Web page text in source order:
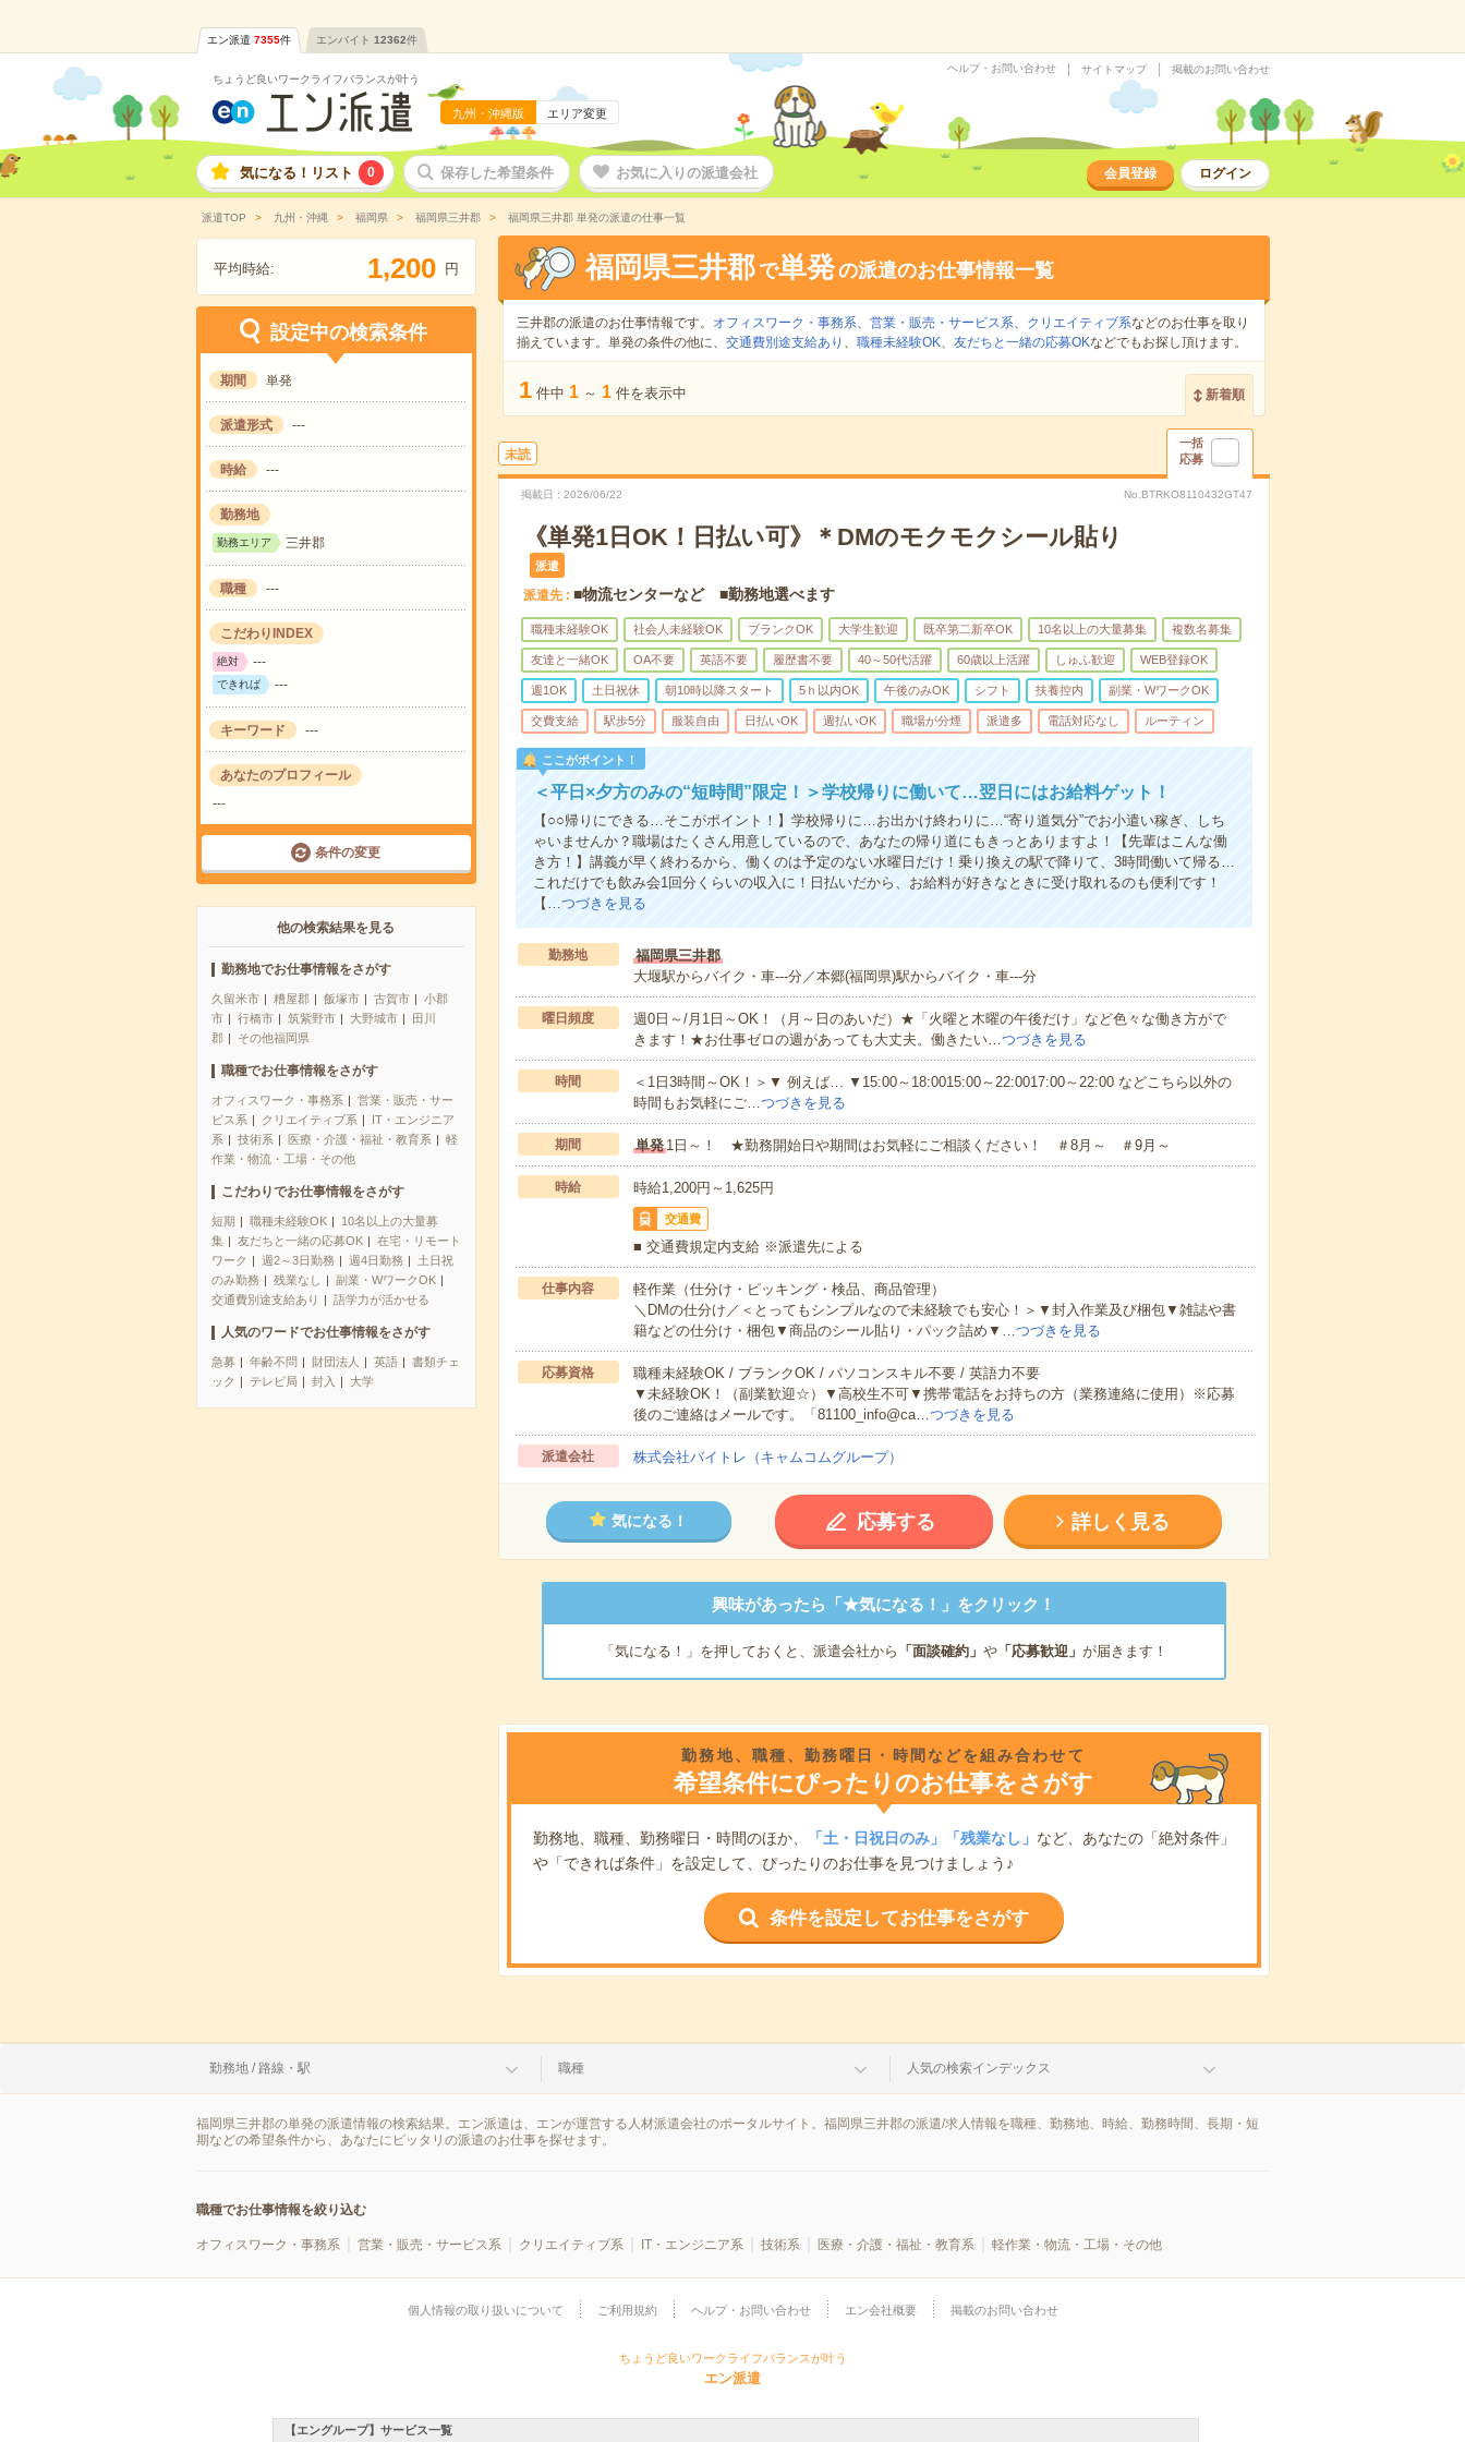
エン派遣 7355件 エンバイト 12362件
ちょうど良いワークライフバランスが叶う
九州・沖縄版 エリア変更
ヘルプ・お問い合わせ サイトマップ 掲載のお問い合わせ
気になる！リスト 0 保存した希望条件 お気に入りの派遣会社 会員登録 ログイン
派遣TOP 九州・沖縄 福岡県 福岡県三井郡 福岡県三井郡 単発の派遣の仕事一覧
平均時給: 1,200 円
設定中の検索条件
期間 単発
派遣形式 ---
時給 ---
勤務地
勤務エリア 三井郡
職種 ---
こだわりINDEX
絶対 ---
できれば ---
キーワード ---
あなたのプロフィール
---
条件の変更
他の検索結果を見る
勤務地でお仕事情報をさがす
久留米市 糟屋郡 飯塚市 古賀市
小郡
市
行橋市 筑紫野市 大野城市
田川
郡
その他福岡県
職種でお仕事情報をさがす
オフィスワーク・事務系
営業・販売・サー
ビス系
クリエイティブ系
IT・エンジニア
系
技術系 医療・介護・福祉・教育系
軽
作業・物流・工場・その他
こだわりでお仕事情報をさがす
短期 職種未経験OK
10名以上の大量募
集
友だちと一緒の応募OK
在宅・リモート
ワーク
週2～3日勤務 週4日勤務
土日祝
のみ勤務
残業なし
副業・WワークOK
交通費別途支給あり
語学力が活かせる
人気のワードでお仕事情報をさがす
急募 年齢不問 財団法人 英語
書類チェ
ック
テレビ局 封入 大学
福岡県三井郡 で単発の派遣のお仕事情報一覧
三井郡の派遣のお仕事情報です。 オフィスワーク・事務系、 営業・販売・サービス系、 クリエイティブ系などのお仕事を取り
揃えています。単発の条件の他に、 交通費別途支給あり 、 職種未経験OK、 友だちと一緒の応募OKなどでもお探し頂けます。
1 件中 1 ～ 1 件を表示中 新着順
未読
一括
応募
掲載日 2026/06/22 No.BTRKO8110432GT47
《単発1日OK！日払い可》＊DMのモクモクシール貼り
派遣
派遣先 ■物流センターなど ■勤務地選べます
職種未経験OK 社会人未経験OK ブランクOK 大学生歓迎 既卒第二新卒OK 10名以上の大量募集 複数名募集
友達と一緒OK OA不要 英語不要 履歴書不要 40～50代活躍 60歳以上活躍 しゅふ歓迎 WEB登録OK
週1OK 土日祝休 朝10時以降スタート 5ｈ以内OK 午後のみOK シフト 扶養控内 副業・WワークOK
交費支給 駅歩5分 服装自由 日払いOK 週払いOK 職場が分煙 派遣多 電話対応なし ルーティン
ここがポイント！
＜平日×夕方のみの“短時間”限定！＞学校帰りに働いて…翌日にはお給料ゲット！
【○○帰りにできる…そこがポイント！】学校帰りに…お出かけ終わりに…“寄り道気分”でお小遣い稼ぎ、しち
ゃいませんか？職場はたくさん用意しているので、あなたの帰り道にもきっとありますよ！【先輩はこんな働
き方！】講義が早く終わるから、働くのは予定のない水曜日だけ！乗り換えの駅で降りて、3時間働いて帰る…
これだけでも飲み会1回分くらいの収入に！日払いだから、お給料が好きなときに受け取れるのも便利です！
【…つづきを見る
勤務地
福岡県三井郡
大堰駅からバイク・車---分／本郷(福岡県)駅からバイク・車---分
曜日頻度
週0日～/月1日～OK！（月～日のあいだ）★「火曜と木曜の午後だけ」など色々な働き方がで
きます！★お仕事ゼロの週があっても大丈夫。働きたい…つづきを見る
時間
＜1日3時間～OK！＞▼ 例えば… ▼15:00～18:0015:00～22:0017:00～22:00 などこちら以外の
時間もお気軽にご…つづきを見る
期間 単発1日～！ ★勤務開始日や期間はお気軽にご相談ください！ ＃8月～ ＃9月～
時給 時給1,200円～1,625円
交通費
■ 交通費規定内支給 ※派遣先による
仕事内容
軽作業（仕分け・ピッキング・検品、商品管理）
＼DMの仕分け／＜とってもシンプルなので未経験でも安心！＞▼封入作業及び梱包▼雑誌や書
籍などの仕分け・梱包▼商品のシール貼り・パック詰め▼…つづきを見る
応募資格
職種未経験OK / ブランクOK / パソコンスキル不要 / 英語力不要
▼未経験OK！（副業歓迎☆）▼高校生不可▼携帯電話をお持ちの方（業務連絡に使用）※応募
後のご連絡はメールです。「81100_info@ca…つづきを見る
派遣会社 株式会社バイトレ（キャムコムグループ）
気になる！ 応募する 詳しく見る
興味があったら「★気になる！」をクリック！
「気になる！」を押しておくと、派遣会社から 「面談確約」 や「応募歓迎」 が届きます！
勤務地、職種、勤務曜日・時間などを組み合わせて
希望条件にぴったりのお仕事をさがす
勤務地、職種、勤務曜日・時間のほか、 「土・日祝日のみ」「残業なし」 など、あなたの「絶対条件」
や「できれば条件」を設定して、ぴったりのお仕事を見つけましょう♪
条件を設定してお仕事をさがす
勤務地 / 路線・駅 職種 人気の検索インデックス
福岡県三井郡の単発の派遣情報の検索結果。エン派遣は、エンが運営する人材派遣会社のポータルサイト。福岡県三井郡の派遣/求人情報を職種、勤務地、時給、勤務時間、長期・短
期などの希望条件から、あなたにピッタリの派遣のお仕事を探せます。
職種でお仕事情報を絞り込む
オフィスワーク・事務系 営業・販売・サービス系 クリエイティブ系 IT・エンジニア系 技術系 医療・介護・福祉・教育系 軽作業・物流・工場・その他
個人情報の取り扱いについて ご利用規約 ヘルプ・お問い合わせ エン会社概要 掲載のお問い合わせ
ちょうど良いワークライフバランスが叶う
エン派遣
【エングループ】サービス一覧